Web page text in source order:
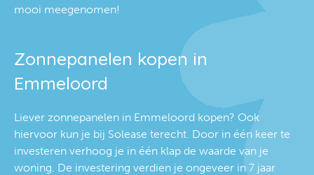
mooi meegenomen!
Zonnepanelen kopen in
Emmeloord
Liever zonnepanelen in Emmeloord kopen? Ook
hiervoor kun je bij Solease terecht. Door in één keer te
investeren verhoog je in één klap de waarde van je
woning. De investering verdien je ongeveer in 7 jaar